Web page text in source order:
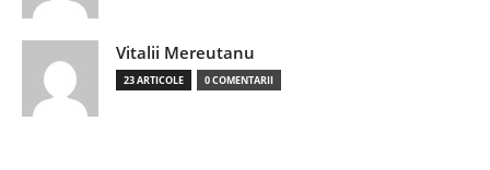
Vitalii Mereutanu
23 ARTICOLE 0 COMENTARII